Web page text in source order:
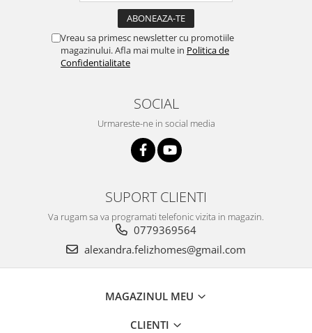
Vreau sa primesc newsletter cu promotiile
magazinului. Afla mai multe in Politica de
Confidentialitate
SOCIAL
Urmareste-ne in social media
SUPORT CLIENTI
Va rugam sa va programati telefonic vizita in magazin.
0779369564
alexandra.felizhomes@gmail.com
MAGAZINUL MEU
CLIENTI